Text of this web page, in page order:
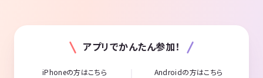
アプリでかんたん参加！
iPhoneの方はこちら Androidの方はこちら